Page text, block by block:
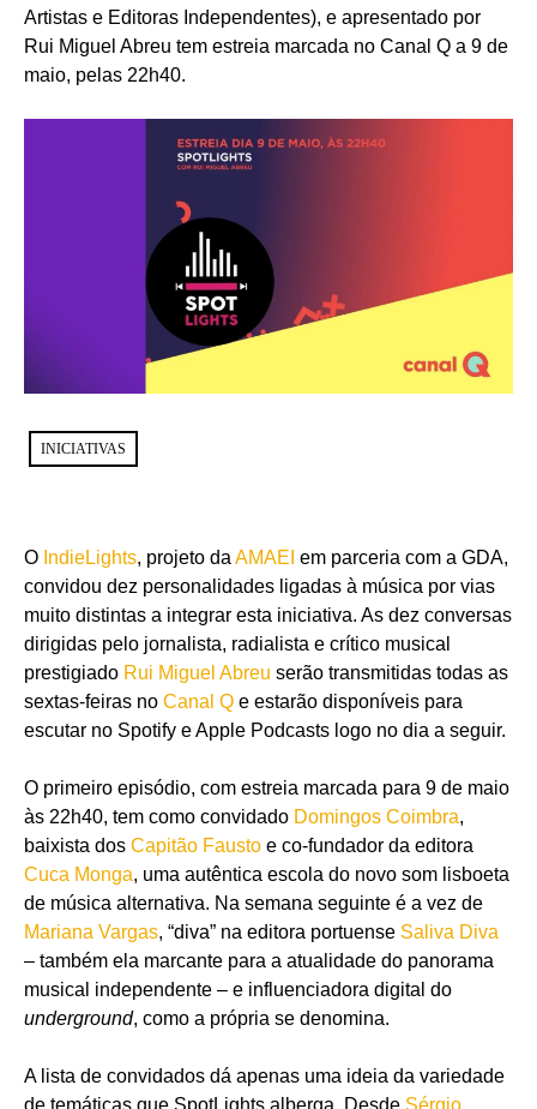
Artistas e Editoras Independentes), e apresentado por
Rui Miguel Abreu tem estreia marcada no Canal Q a 9 de
maio, pelas 22h40.
INICIATIVAS
O IndieLights, projeto da AMAEI em parceria com a GDA,
convidou dez personalidades ligadas à música por vias
muito distintas a integrar esta iniciativa. As dez conversas
dirigidas pelo jornalista, radialista e crítico musical
prestigiado Rui Miguel Abreu serão transmitidas todas as
sextas-feiras no Canal Q e estarão disponíveis para
escutar no Spotify e Apple Podcasts logo no dia a seguir.
O primeiro episódio, com estreia marcada para 9 de maio
às 22h40, tem como convidado Domingos Coimbra,
baixista dos Capitão Fausto e co-fundador da editora
Cuca Monga, uma autêntica escola do novo som lisboeta
de música alternativa. Na semana seguinte é a vez de
Mariana Vargas, “diva” na editora portuense Saliva Diva
– também ela marcante para a atualidade do panorama
musical independente – e influenciadora digital do
underground, como a própria se denomina.
A lista de convidados dá apenas uma ideia da variedade